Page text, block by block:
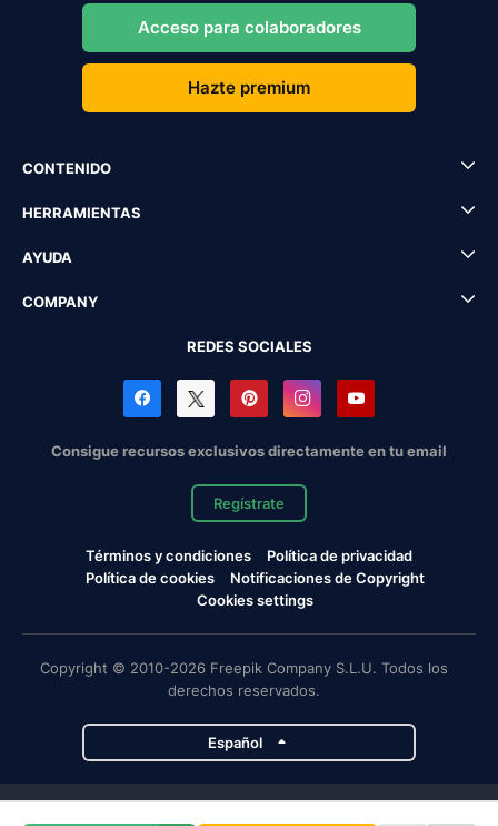
Acceso para colaboradores
Hazte premium
CONTENIDO
HERRAMIENTAS
AYUDA
COMPANY
REDES SOCIALES
Consigue recursos exclusivos directamente en tu email
Regístrate
Términos y condiciones
Política de privacidad
Política de cookies
Notificaciones de Copyright
Cookies settings
Copyright © 2010-2026 Freepik Company S.L.U. Todos los
derechos reservados.
Español